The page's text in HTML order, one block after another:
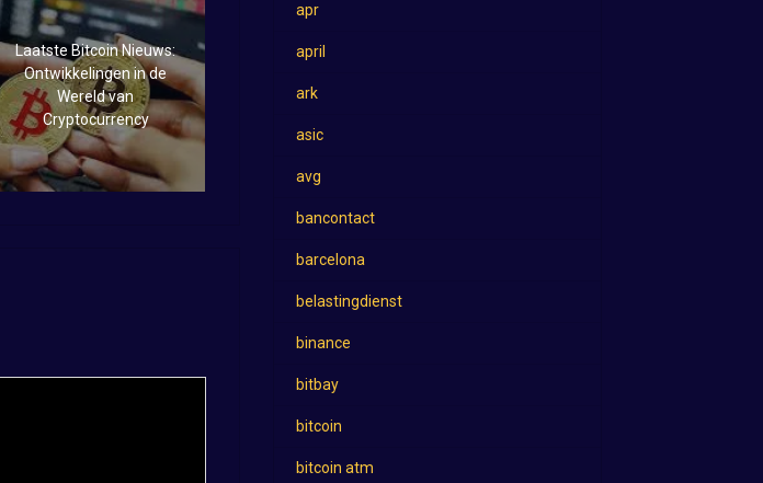
Laatste Bitcoin Nieuws:
Ontwikkelingen in de
Wereld van
Cryptocurrency
apr
april
ark
asic
avg
bancontact
barcelona
belastingdienst
binance
bitbay
bitcoin
bitcoin atm